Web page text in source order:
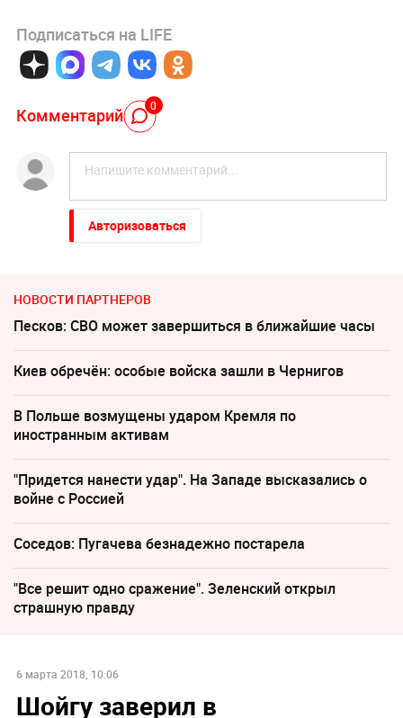
Подписаться на LIFE
Комментарий 0
Авторизоваться
НОВОСТИ ПАРТНЕРОВ
Песков: СВО может завершиться в ближайшие часы
Киев обречён: особые войска зашли в Чернигов
В Польше возмущены ударом Кремля по
иностранным активам
"Придется нанести удар". На Западе высказались о
войне с Россией
Соседов: Пугачева безнадежно постарела
"Все решит одно сражение". Зеленский открыл
страшную правду
6 марта 2018, 10:06
Шойгу заверил в